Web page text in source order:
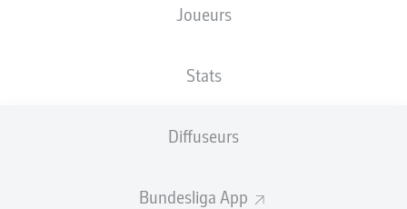
Joueurs
Stats
Diffuseurs
Bundesliga App